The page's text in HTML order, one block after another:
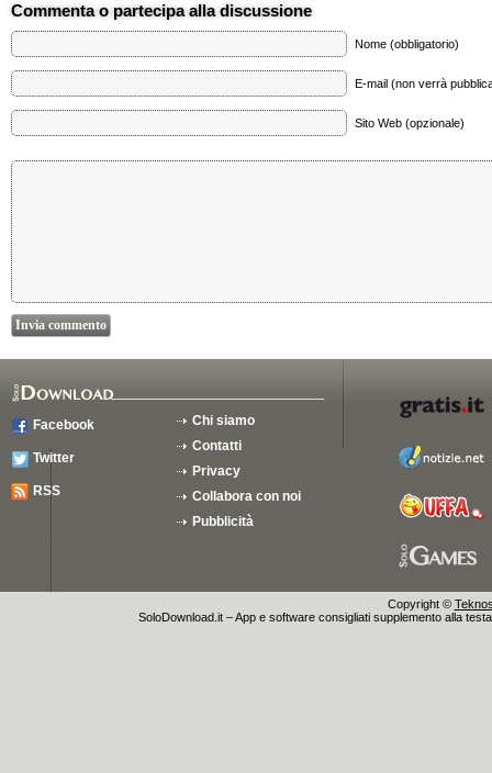
Commenta o partecipa alla discussione
Nome (obbligatorio)
E-mail (non verrà
Sito Web (opzionale)
Facebook
Twitter
RSS
Chi siamo
Contatti
Privacy
Collabora con noi
Pubblicità
Copyright ©
SoloDownload.it – App e software consigliati supplemento alla